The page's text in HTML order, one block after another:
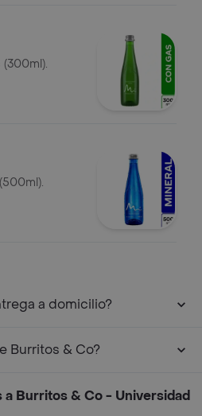
a domicilio?
Burritos & Co?
Burritos & Co - Universidad